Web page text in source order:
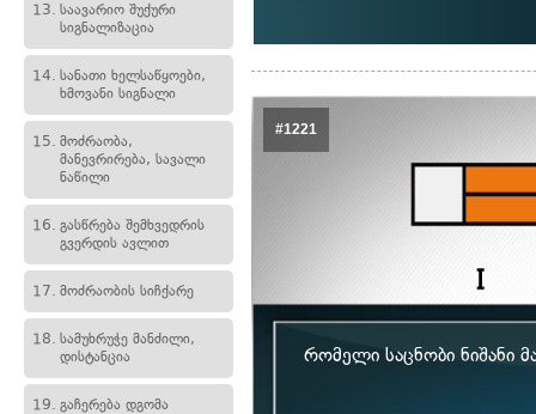
13. საავარიო შუქური
სიგნალიზაცია
14. სანათი ხელსაწყოები,
ხმოვანი სიგნალი
15. მოძრაობა,
მანევრირება, სავალი
ნაწილი
16. გასწრება შემხვედრის
გვერდის ავლით
17. მოძრაობის სიჩქარე
18. სამუხრუჭე მანძილი,
დისტანცია
19. გაჩერება დგომა
#1221
რომელი საცნობი ნიშანი